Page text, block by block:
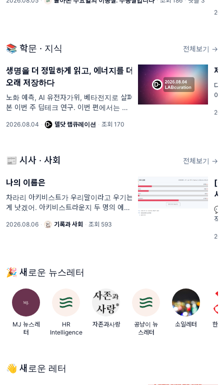
하
📚 학문 · 지식 전체보기 →
생명을 더 정밀하게 읽고, 에너지를 더
오래 저장하다
노화 예측, AI 유전자가위, 베타전지로 살펴
본 이번 주 딥테크 연구. 이번 편에서는 아
Acting Hybrid Polymer), 베타전지, 장내
2026.08.04 · 델닷 랩큐레이션 · 조회 170
제
다
이
한
📰 시사 · 사회 전체보기 →
나의 이름은
차라리 아키비스트가 우리말이라고 우기는
게 낫겠어. 아키비스트라운지 두 명의 에디
가로서의 고민과 솔직한 속마음도 날 것으
2026.08.06 · 기록과 사회 · 조회 593
[
사
💬
적
치
🎉 새로운 뉴스레터
MJ 뉴스레
터
HR
Intelligence
자존과사랑
공냥이 뉴
스레터
소일레터 한
👋 새로운 레터